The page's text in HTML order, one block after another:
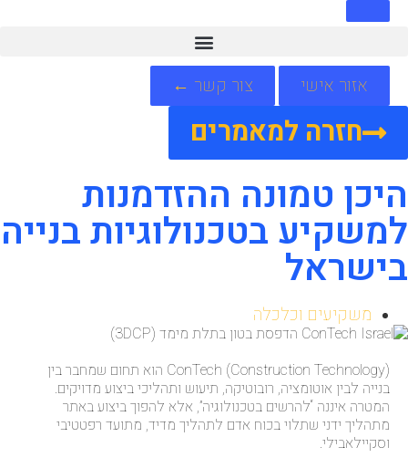
אזור אישי צור קשר ←
חזרה למאמרים
היכן טמונה ההזדמנות
למשקיע בטכנולוגיות בנייה
בישראל
משקיעים וכלכלה
ConTech (Construction Technology) הוא תחום שמחבר בין
בנייה לבין אוטומציה, רובוטיקה, תיעוש ותהליכי ביצוע מדויקים.
המטרה איננה “להרשים בטכנולוגיה”, אלא להפוך ביצוע באתר
מתהליך ידני שתלוי בכוח אדם לתהליך מדיד, מתועד רפטטיבי
וסקיילאבילי.